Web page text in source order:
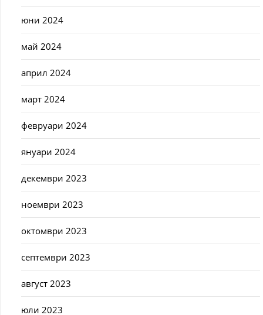
юни 2024
май 2024
април 2024
март 2024
февруари 2024
януари 2024
декември 2023
ноември 2023
октомври 2023
септември 2023
август 2023
юли 2023